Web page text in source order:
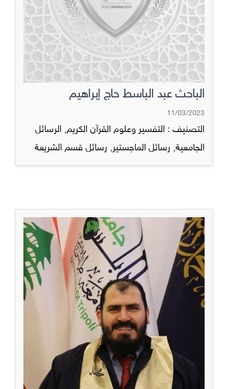
الباحث عبد الباسط حاج إبراهيم
11/03/2023
التصنيف : التفسير وعلوم القرآن الكريم, الرسائل
الجامعية, رسائل الماجستير, رسائل قسم الشريعة